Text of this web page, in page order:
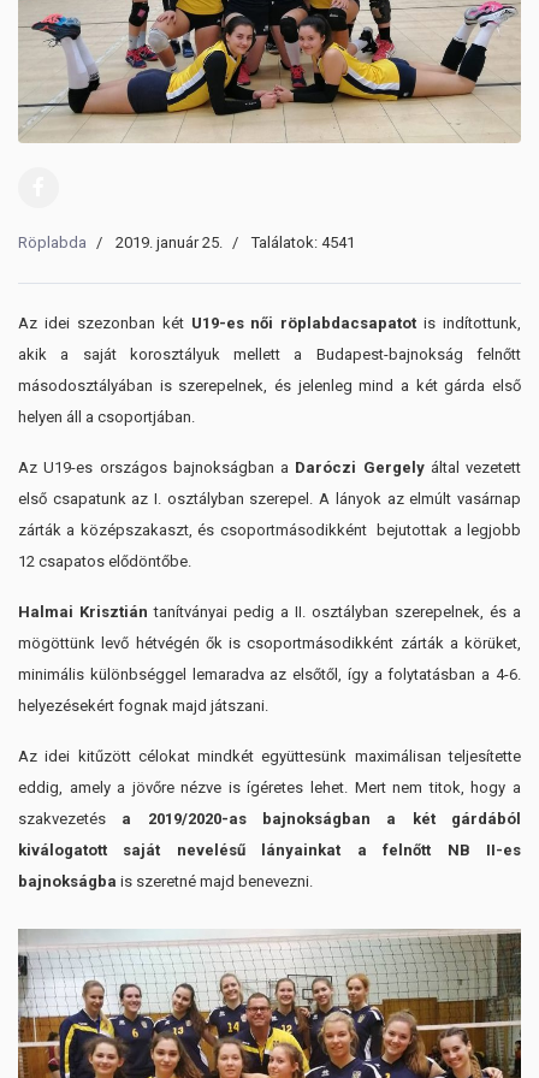
Röplabda 2019. január 25. Találatok: 4541
Az idei szezonban két U19-es női röplabdacsapatotis indítottunk,
akik a saját korosztályuk mellett a Budapest-bajnokság felnőtt
másodosztályában is szerepelnek, és jelenleg mind a két gárda első
helyen áll a csoportjában.
Az U19-es országos bajnokságban a Daróczi Gergely által vezetett
első csapatunk az I. osztályban szerepel. A lányok az elmúlt vasárnap
zárták a középszakaszt, és csoportmásodikként bejutottak a legjobb
12 csapatos elődöntőbe.
Halmai Krisztián tanítványai pedig a II. osztályban szerepelnek, és a
mögöttünk levő hétvégén ők is csoportmásodikként zárták a körüket,
minimális különbséggel lemaradva az elsőtől, így a folytatásban a 4-6.
helyezésekért fognak majd játszani.
Az idei kitűzött célokat mindkét együttesünk maximálisan teljesítette
eddig, amely a jövőre nézve is ígéretes lehet. Mert nem titok, hogy a
szakvezetés a 2019/2020-as bajnokságban a két gárdából
kiválogatott saját nevelésű lányainkat a felnőtt NB II-es
bajnokságba is szeretné majd benevezni.